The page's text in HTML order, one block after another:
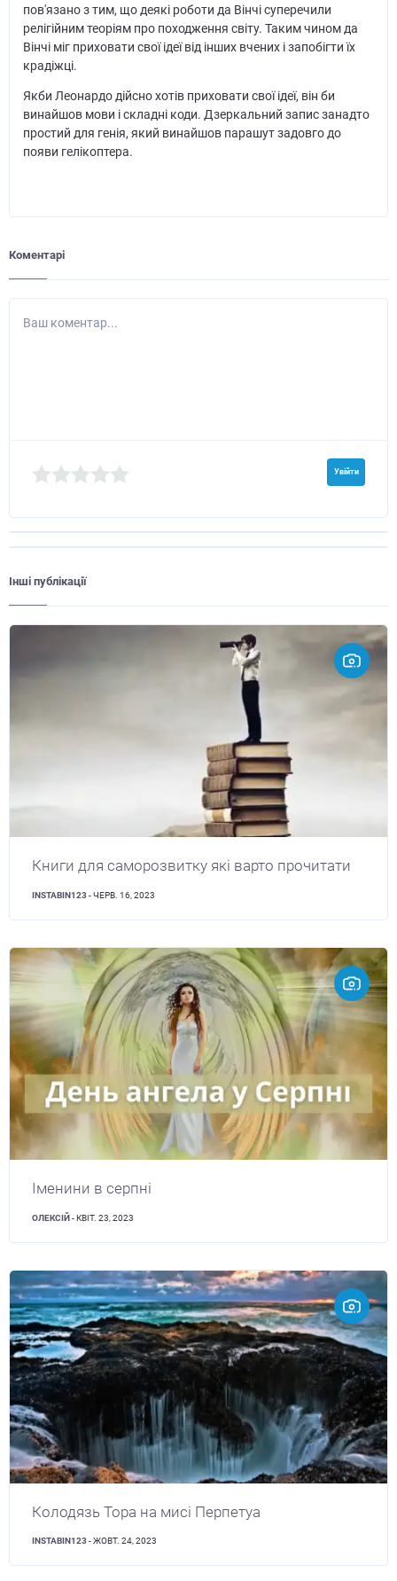
пов'язано з тим, що деякі роботи да Вінчі суперечили
релігійним теоріям про походження світу. Таким чином да
Вінчі міг приховати свої ідеї від інших вчених і запобігти їх
крадіжці.
Якби Леонардо дійсно хотів приховати свої ідеї, він би
винайшов мови і складні коди. Дзеркальний запис занадто
простий для генія, який винайшов парашут задовго до
появи гелікоптера.
Коментарі
Ваш коментар...
Увійти
Інші публікації
Книги для саморозвитку які варто прочитати
INSTABIN123 - ЧЕРВ. 16, 2023
Іменини в серпні
ОЛЕКСІЙ - КВІТ. 23, 2023
Колодязь Тора на мисі Перпетуа
INSTABIN123 - ЖОВТ. 24, 2023